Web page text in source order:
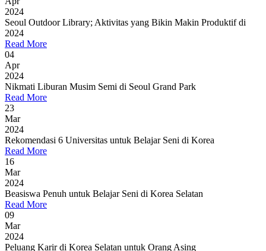
2024
Seoul Outdoor Library; Aktivitas yang Bikin Makin Produktif di
2024
Read More
04
Apr
2024
Nikmati Liburan Musim Semi di Seoul Grand Park
Read More
23
Mar
2024
Rekomendasi 6 Universitas untuk Belajar Seni di Korea
Read More
16
Mar
2024
Beasiswa Penuh untuk Belajar Seni di Korea Selatan
Read More
09
Mar
2024
Peluang Karir di Korea Selatan untuk Orang Asing